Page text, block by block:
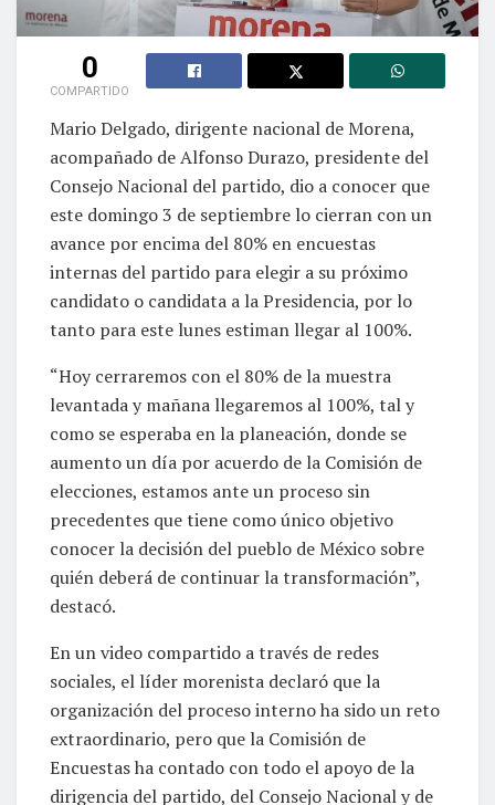
0
COMPARTIDO
Mario Delgado, dirigente nacional de Morena,
acompañado de Alfonso Durazo, presidente del
Consejo Nacional del partido, dio a conocer que
este domingo 3 de septiembre lo cierran con un
avance por encima del 80% en encuestas
internas del partido para elegir a su próximo
candidato o candidata a la Presidencia, por lo
tanto para este lunes estiman llegar al 100%.
“Hoy cerraremos con el 80% de la muestra
levantada y mañana llegaremos al 100%, tal y
como se esperaba en la planeación, donde se
aumento un día por acuerdo de la Comisión de
elecciones, estamos ante un proceso sin
precedentes que tiene como único objetivo
conocer la decisión del pueblo de México sobre
quién deberá de continuar la transformación”,
destacó.
En un video compartido a través de redes
sociales, el líder morenista declaró que la
organización del proceso interno ha sido un reto
extraordinario, pero que la Comisión de
Encuestas ha contado con todo el apoyo de la
dirigencia del partido, del Consejo Nacional y de